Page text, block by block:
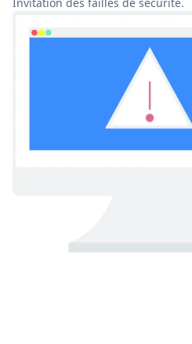
Invitation des failles de sécurité.